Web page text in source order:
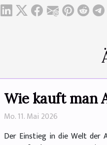
Wie kauft man
Mo. 11. Mai 2026
Der Einstieg in die Welt der